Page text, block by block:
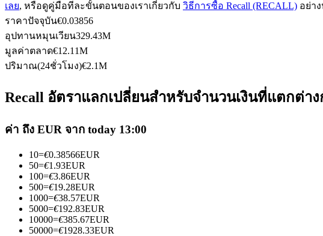
ฟิวเจอร์ส USDC
ฟิวเจอร์สที่ใช้ USDC เป็นหลักประกัน
คัดลอกการซื้อขาย
เข้าร่วมกับเทรดเดอร์ชั้นนำ
เลย, หรือดูคู่มือทีละขั้นตอนของเราเกี่ยวกับ วิธีการซื้อ Recall (RECALL) อย่า
ราคาปัจจุบัน€0.03856
อุปทานหมุนเวียน329.43M
มูลค่าตลาด€12.11M
ปริมาณ(24ชั่วโมง)€2.1M
Recall อัตราแลกเปลี่ยนสำหรับจำนวนเงินที่แตกต่า
ค่า ถึง EUR จาก today 13:00
10=€0.38566EUR
50=€1.93EUR
100=€3.86EUR
500=€19.28EUR
1000=€38.57EUR
5000=€192.83EUR
10000=€385.67EUR
50000=€1928.33EUR